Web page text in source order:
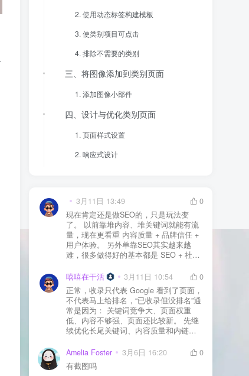
2. 使用动态标签构建模板
3. 使类别项目可点击
4. 排除不需要的类别
三、将图像添加到类别页面
1. 添加图像小部件
四、设计与优化类别页面
1. 页面样式设置
2. 响应式设计
3月11日 13:49
0
现在肯定还是做SEO的，只是玩法变
了。 以前靠堆内容、堆关键词就能有流
量，现在更看重 内容质量 + 品牌信任 +
用户体验。 另外单靠SEO其实越来越
难，很多做得好的基本都是 SEO + 社媒
质还是一个长期获客渠道，但不能再当
成唯一渠道了。
嘻嘻在干活 3月11日 10:54
0
正常，收录只代表 Google 看到了页面，
不代表马上给排名，“已收录但没排名”通
常是因为： 关键词竞争大、页面权重
低、内容不够强、页面还比较新。 先继
续优化长尾关键词、内容质量和内链，
Amelia Foster
3月6日 16:20
0
有截图吗